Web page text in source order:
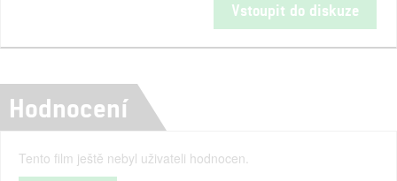
Vstoupit do diskuze
Hodnocení
Tento film ještě nebyl uživateli hodnocen.